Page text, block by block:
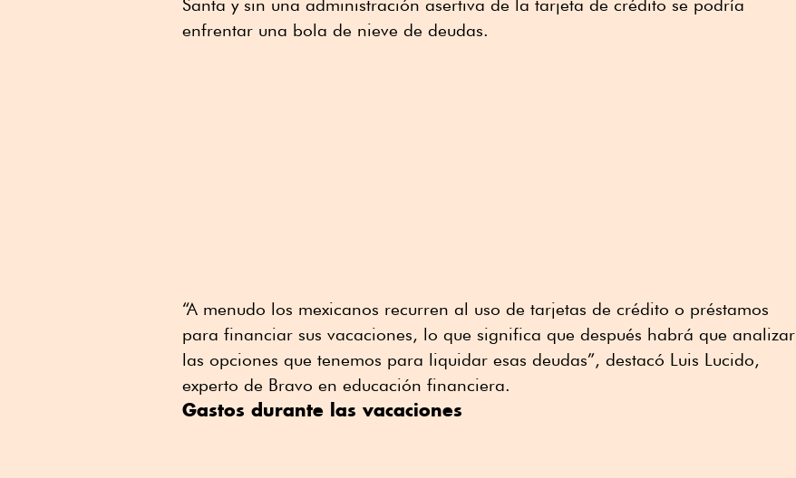
Santa y sin una administración asertiva de la tarjeta de crédito se podría
enfrentar una bola de nieve de deudas.
“A menudo los mexicanos recurren al uso de tarjetas de crédito o préstamos
para financiar sus vacaciones, lo que significa que después habrá que analizar
las opciones que tenemos para liquidar esas deudas”, destacó Luis Lucido,
experto de Bravo en educación financiera.
Gastos durante las vacaciones